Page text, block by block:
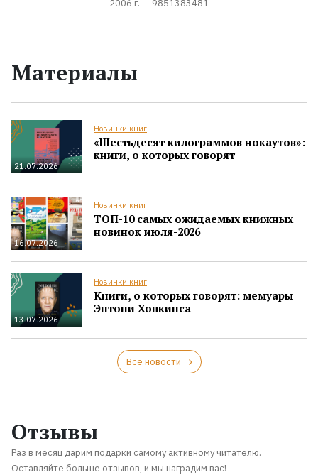
2006 г. 9851383481
Материалы
21.07.2026
Новинки книг
«Шестьдесят килограммов нокаутов»:
книги, о которых говорят
16.07.2026
Новинки книг
ТОП-10 самых ожидаемых книжных
новинок июля-2026
13.07.2026
Новинки книг
Книги, о которых говорят: мемуары
Энтони Хопкинса
Все новости
Отзывы
Раз в месяц дарим подарки самому активному читателю.
Оставляйте больше отзывов, и мы наградим вас!